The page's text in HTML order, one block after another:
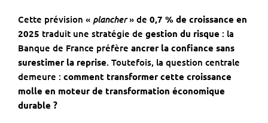
Cette prévision « plancher» de 0,7 % de croissance en
2025 traduit une stratégie de gestion du risque : la
Banque de France préfère ancrer la confiance sans
surestimer la reprise. Toutefois, la question centrale
demeure : comment transformer cette croissance
molle en moteur de transformation économique
durable ?